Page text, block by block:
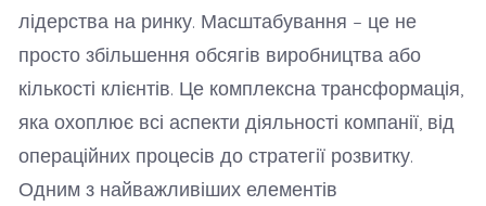
лідерства на ринку. Масштабування – це не
просто збільшення обсягів виробництва або
кількості клієнтів. Це комплексна трансформація,
яка охоплює всі аспекти діяльності компанії, від
операційних процесів до стратегії розвитку.
Одним з найважливіших елементів